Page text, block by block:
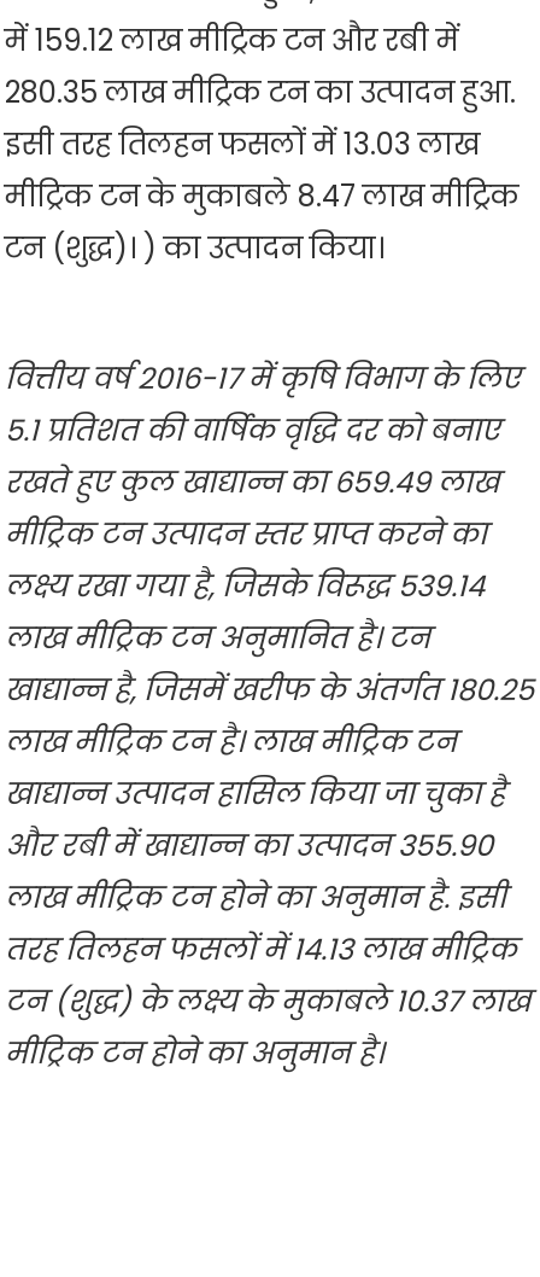
में 159.12 लाख मीट्रिक टन और रबी में
280.35 लाख मीट्रिक टन का उत्पादन हुआ.
इसी तरह तिलहन फसलों में 13.03 लाख
मीट्रिक टन के मुकाबले 8.47 लाख मीट्रिक
टन (शुद्ध)। ) का उत्पादन किया।
वित्तीय वर्ष 2016-17 में कृषि विभाग के लिए
5.1 प्रतिशत की वार्षिक वृद्धि दर को बनाए
रखते हुए कुल खाद्यान्न का 659.49 लाख
मीट्रिक टन उत्पादन स्तर प्राप्त करने का
लक्ष्य रखा गया है, जिसके विरूद्ध 539.14
लाख मीट्रिक टन अनुमानित है। टन
खाद्यान्न है, जिसमें खरीफ के अंतर्गत 180.25
लाख मीट्रिक टन है। लाख मीट्रिक टन
खाद्यान्न उत्पादन हासिल किया जा चुका है
और रबी में खाद्यान्न का उत्पादन 355.90
लाख मीट्रिक टन होने का अनुमान है. इसी
तरह तिलहन फसलों में 14.13 लाख मीट्रिक
टन (शुद्ध) के लक्ष्य के मुकाबले 10.37 लाख
मीट्रिक टन होने का अनुमान है।